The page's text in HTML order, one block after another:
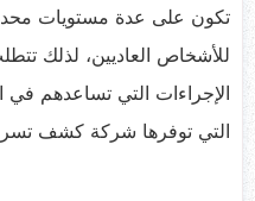
تكون على عدة مستويات
للأشخاص العاديين، لذلك
الإجراءات التي تساعدهم
التي توفرها شركة كشف